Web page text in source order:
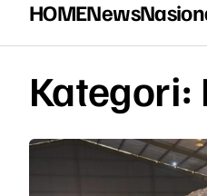
HOMENews
Kategori: